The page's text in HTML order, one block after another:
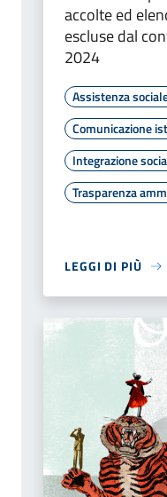
accolte ed
escluse dal
2024
Assistenza
Comunicazione
Integrazione
Trasparenza
LEGGI DI PIÙ